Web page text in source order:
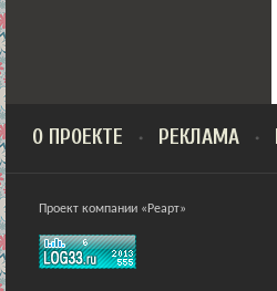
О ПРОЕКТЕ РЕКЛАМА
Проект компании «Реарт»